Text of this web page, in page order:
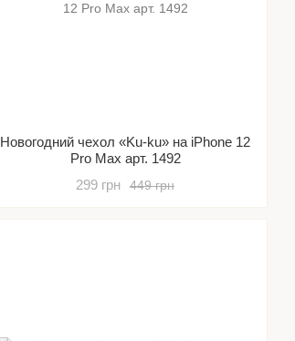
Новогодний чехол «Ku-ku» на iPhone 12
Pro Max арт. 1492
449 грн
299 грн